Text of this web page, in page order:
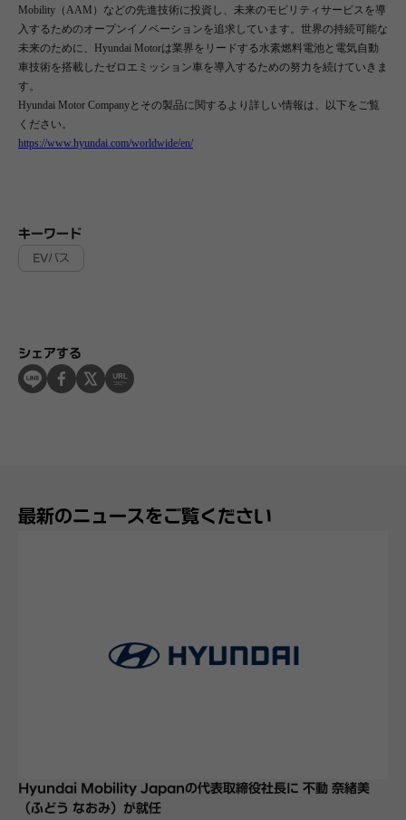
Mobility（AAM）などの先進技術に投資し、未来のモビリティサービスを導
入するためのオープンイノベーションを追求しています。世界の持続可能な
未来のために、Hyundai Motorは業界をリードする水素燃料電池と電気自動
車技術を搭載したゼロエミッション車を導入するための努力を続けていきま
す。
Hyundai Motor Companyとその製品に関するより詳しい情報は、以下をご覧
ください。
https://www.hyundai.com/worldwide/en/
キーワード
EVバス
シェアする
最新のニュースをご覧ください
Hyundai Mobility Japanの代表取締役社長に 不動 奈緒美
（ふどう なおみ）が就任